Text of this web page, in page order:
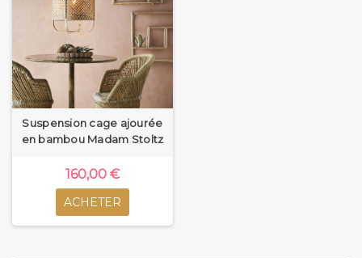
Suspension cage ajourée
en bambou Madam Stoltz
160,00 €
ACHETER